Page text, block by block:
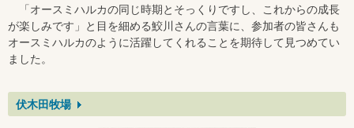
「オースミハルカの同じ時期とそっくりですし、これからの成長
が楽しみです」と目を細める鮫川さんの言葉に、参加者の皆さんも
オースミハルカのように活躍してくれることを期待して見つめてい
ました。
伏木田牧場